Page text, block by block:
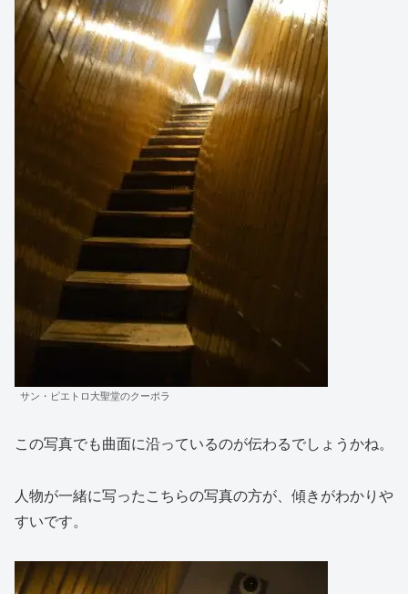
サン・ピエトロ大聖堂のクーポラ
この写真でも曲面に沿っているのが伝わるでしょうかね。
人物が一緒に写ったこちらの写真の方が、傾きがわかりや
すいです。